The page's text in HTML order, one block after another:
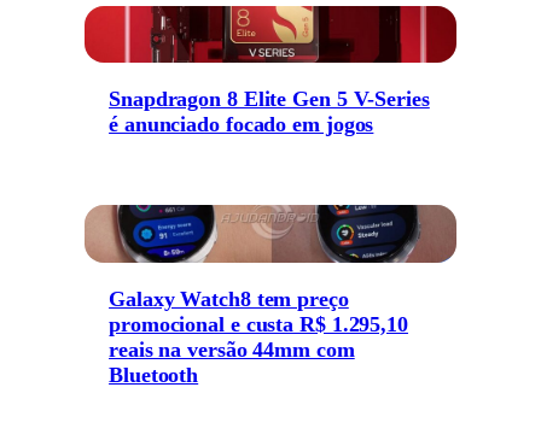
Snapdragon 8 Elite Gen 5 V-Series
é anunciado focado em jogos
Galaxy Watch8 tem preço
promocional e custa R$ 1.295,10
reais na versão 44mm com
Bluetooth